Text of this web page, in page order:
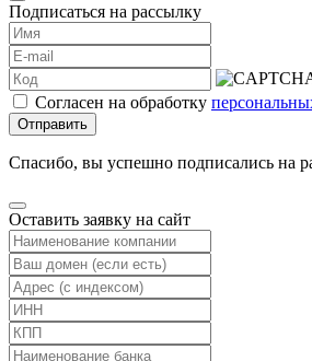
Подписаться на рассылку
Согласен на обработку
Отправить
Спасибо, вы успешно подписались на
Оставить заявку на сайт